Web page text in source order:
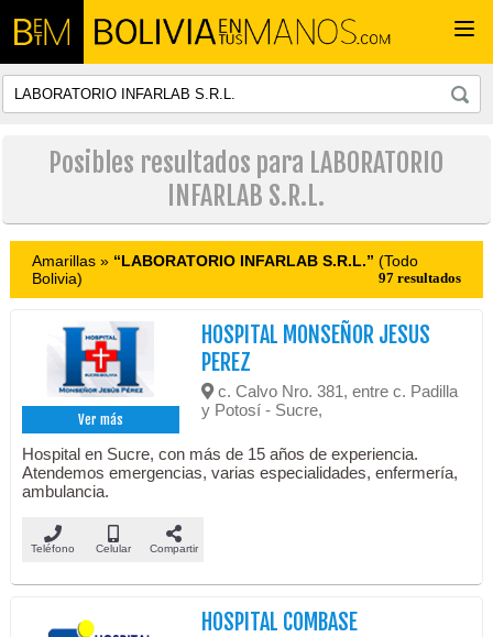
Posibles resultados para LABORATORIO
INFARLAB S.R.L.
Amarillas » “LABORATORIO INFARLAB S.R.L.” (Todo
Bolivia)
97 resultados
Ver más
HOSPITAL MONSEÑOR JESUS
PEREZ
c. Calvo Nro. 381, entre c. Padilla
y Potosí - Sucre,
Hospital en Sucre, con más de 15 años de experiencia.
Atendemos emergencias, varias especialidades, enfermería,
ambulancia.
Teléfono Celular Compartir
HOSPITAL COMBASE